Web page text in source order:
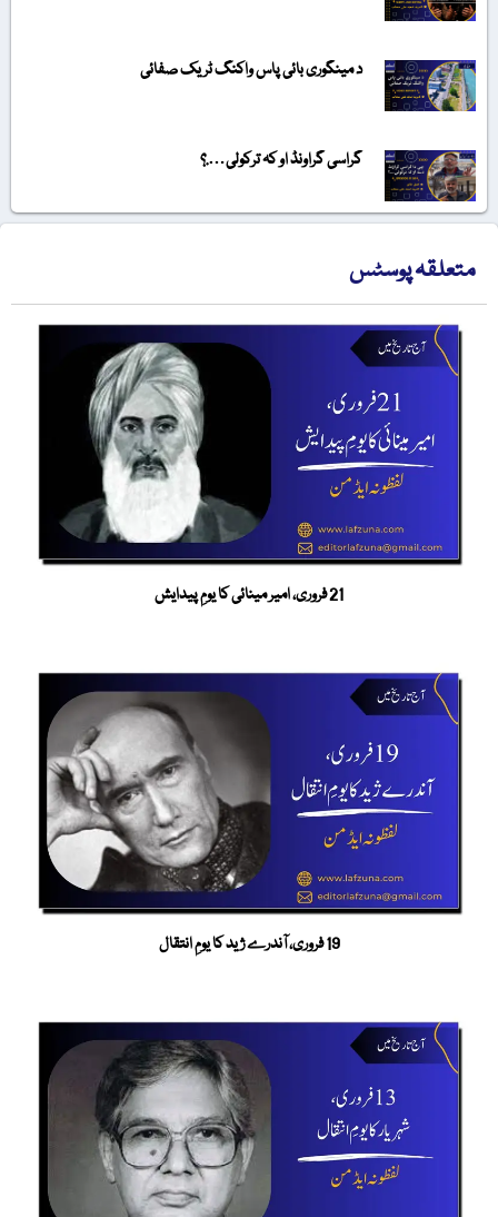
د مینگوری بائی پاس واکنگ ٹریک صفائی
گراسی گراونڈ او کہ ترکولی….؟
متعلقہ پوسٹس
21 فروری، امیر مینائی کا یومِ پیدایش
19 فروری، آندرے ژید کا یومِ انتقال